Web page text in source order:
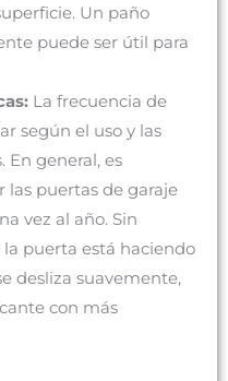
Un paño
puede ser útil para
La frecuencia de
según el uso y las
En general, es
puertas de garaje
vez al año. Sin
puerta está haciendo
desliza suavemente,
con más